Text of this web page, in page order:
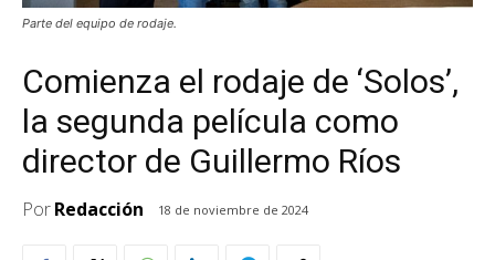
Parte del equipo de rodaje.
Comienza el rodaje de ‘Solos’,
la segunda película como
director de Guillermo Ríos
PorRedacción 18 de noviembre de 2024